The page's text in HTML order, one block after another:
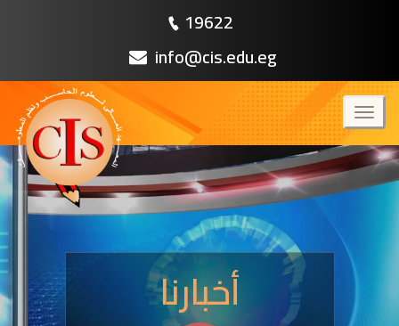
19622
info@cis.edu.eg
أخبارنا